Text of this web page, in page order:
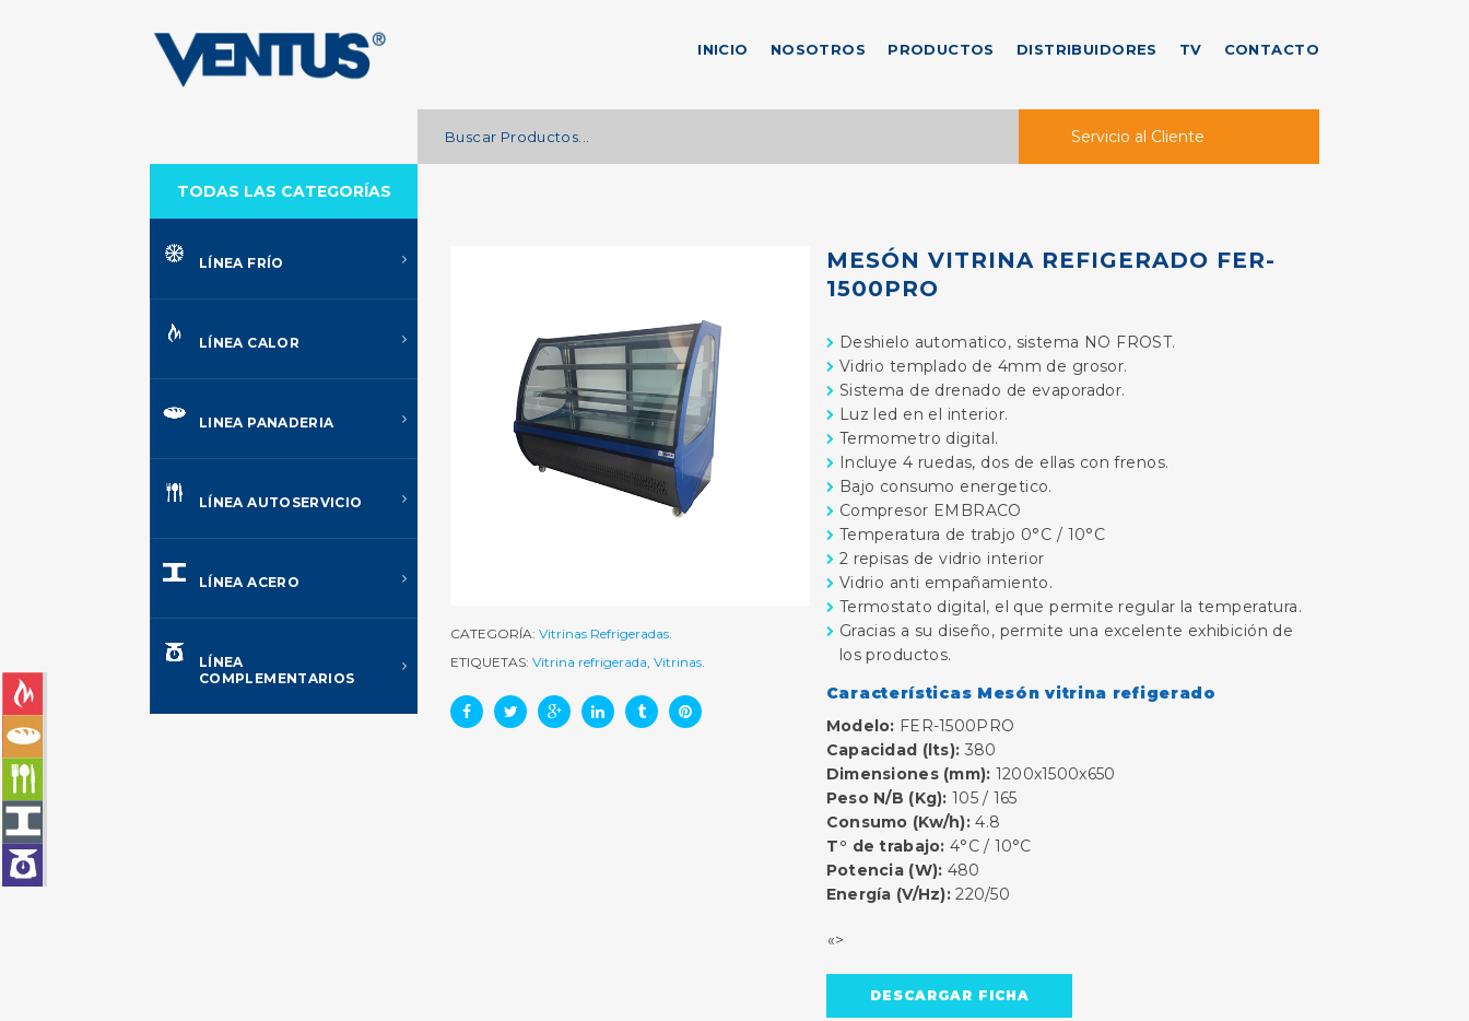
INICIO NOSOTROS PRODUCTOS DISTRIBUIDORES TV CONTACTO
Servicio al Cliente
TODAS LAS CATEGORÍAS
LÍNEA FRÍO
LÍNEA CALOR
LINEA PANADERIA
LÍNEA AUTOSERVICIO
LÍNEA ACERO
LÍNEA
COMPLEMENTARIOS
CATEGORÍA: Vitrinas Refrigeradas
ETIQUETAS: Vitrina refrigerada Vitrinas
MESÓN VITRINA REFIGERADO FER-
1500PRO
Deshielo automatico, sistema NO FROST.
Vidrio templado de 4mm de grosor.
Sistema de drenado de evaporador.
Luz led en el interior.
Termometro digital.
Incluye 4 ruedas, dos de ellas con frenos.
Bajo consumo energetico.
Compresor EMBRACO
Temperatura de trabjo 0°C / 10°C
2 repisas de vidrio interior
Vidrio anti empañamiento.
Termostato digital, el que permite regular la temperatura.
Gracias a su diseño, permite una excelente exhibición de
los productos.
Características Mesón vitrina refigerado
Modelo: FER-1500PRO
Capacidad (lts): 380
Dimensiones (mm): 1200x1500x650
Peso N/B (Kg): 105 / 165
Consumo (Kw/h):4.8
T° de trabajo: 4°C / 10°C
Potencia (W): 480
Energía (V/Hz):220/50
«>
DESCARGAR FICHA